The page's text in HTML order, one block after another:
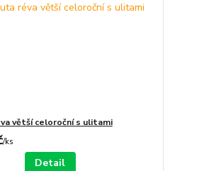
větší celoroční s ulitami
/ks
Detail